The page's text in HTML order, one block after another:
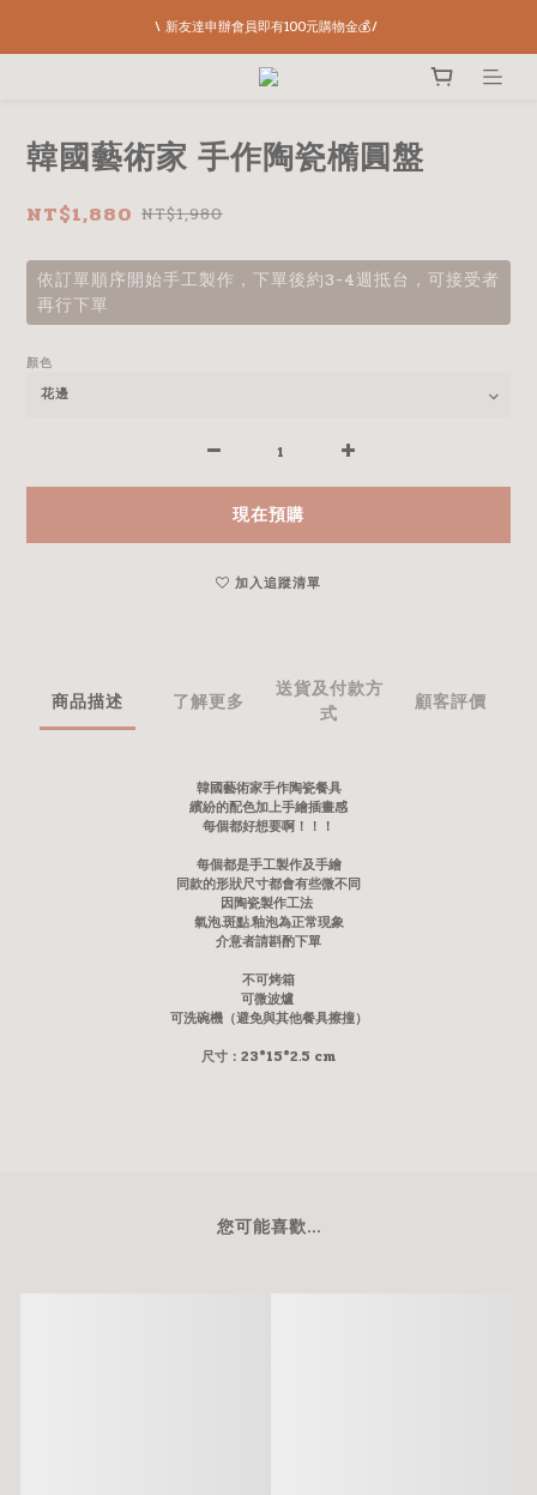
\ 新友達申辦會員即有100元購物金💰/
韓國藝術家 手作陶瓷橢圓盤
NT$1,880 NT$1,980
依訂單順序開始手工製作，下單後約3-4週抵台，可接受者
再行下單
顏色
現在預購
加入追蹤清單
商品描述 了解更多
送貨及付款方
式
顧客評價
韓國藝術家手作陶瓷餐具
繽紛的配色加上手繪插畫感
每個都好想要啊！！！
每個都是手工製作及手繪
同款的形狀尺寸都會有些微不同
因陶瓷製作工法
氣泡.斑點.釉泡為正常現象
介意者請斟酌下單
不可烤箱
可微波爐
可洗碗機（避免與其他餐具擦撞）
尺寸：23*15*2.5 cm
您可能喜歡...